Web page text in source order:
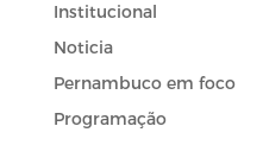
Institucional
Noticia
Pernambuco em foco
Programação